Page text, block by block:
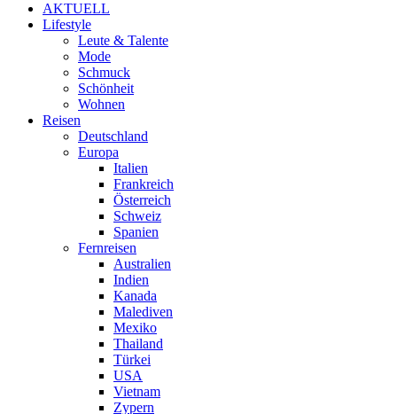
AKTUELL
Lifestyle
Leute & Talente
Mode
Schmuck
Schönheit
Wohnen
Reisen
Deutschland
Europa
Italien
Frankreich
Österreich
Schweiz
Spanien
Fernreisen
Australien
Indien
Kanada
Malediven
Mexiko
Thailand
Türkei
USA
Vietnam
Zypern